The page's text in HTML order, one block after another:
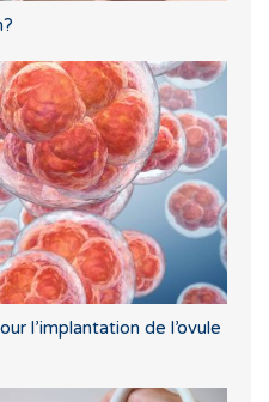
l’implantation de l’ovule